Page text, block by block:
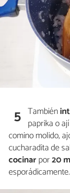
5 También
paprika o
comino molido,
cucharadita de
cocinarpor20
esporádicamente.